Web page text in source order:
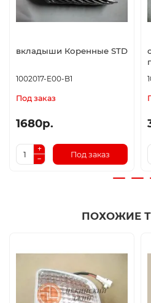
вкладыши Коренные STD
1002017-E00-B1
Под заказ
1680р.
Под заказ
ПОХОЖИЕ